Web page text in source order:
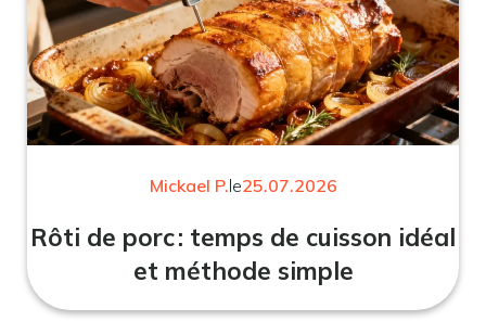
Mickael P.le25.07.2026
Rôti de porc : temps de cuisson idéal
et méthode simple